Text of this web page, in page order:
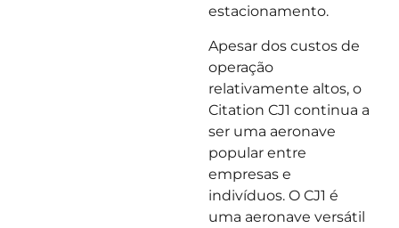
estacionamento.
Apesar dos custos de
operação
relativamente altos, o
Citation CJ1 continua a
ser uma aeronave
popular entre
empresas e
indivíduos. O CJ1 é
uma aeronave versátil